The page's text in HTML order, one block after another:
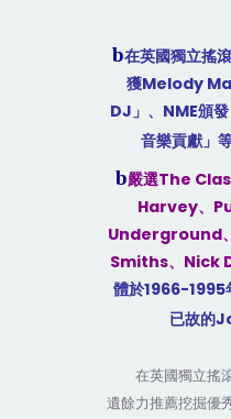
b在英國獨立搖
獲Melody
DJ 」、 NME頒
音樂貢獻」
b嚴選The
Harvey、
Underground、
Smiths、 Nick
體於1966-1995
已故的
在英國獨立搖
遺餘力推薦挖掘優